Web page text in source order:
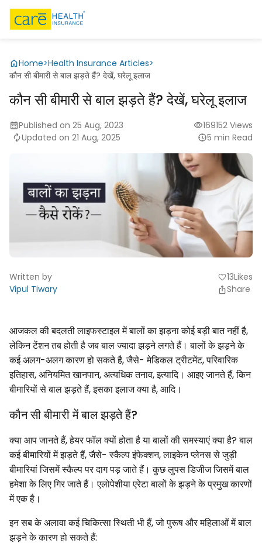
Home>Health Insurance Articles>
कौन सी बीमारी से बाल झड़ते हैं? देखें, घरेलू इलाज
कौन सी बीमारी से बाल झड़ते हैं? देखें, घरेलू इलाज
Published on 25 Aug, 2023
Updated on 21 Aug, 2025
169152 Views
5 min Read
Written by
Vipul Tiwary
favorite13Likes
Share
आजकल की बदलती लाइफस्टाइल में बालों का झड़ना कोई बड़ी बात नहीं है,
लेकिन टेंशन तब होती है जब बाल ज्यादा झड़ने लगते हैं। बालों के झड़ने के
कई अलग-अलग कारण हो सकते है, जैसे- मेडिकल ट्रीटमेंट, परिवारिक
इतिहास, अनियमित खानपान, अत्यधिक तनाव, इत्यादि। आइए जानते हैं, किन
बीमारियों से बाल झड़ते हैं, इसका इलाज क्या है, आदि।
कौन सी बीमारी में बाल झड़ते हैं?
क्या आप जानते हैं, हेयर फॉल क्यों होता है या बालों की समस्याएं क्या है? बाल
कई बीमारियों में झड़ते हैं, जैसे- स्कैल्प इंफेक्शन, लाइकेन प्लेनस से जुड़ी
बीमारियां जिसमें स्कैल्प पर दाग पड़ जाते हैं। कुछ लुपस डिजीज जिसमें बाल
हमेशा के लिए गिर जाते हैं। एलोपेशीया एरेटा बालों के झड़ने के प्रमुख कारणों
में एक है।
इन सब के अलावा कई चिकित्सा स्थिती भी हैं, जो पुरूष और महिलाओं में बाल
झड़ने के कारण हो सकते हैं: